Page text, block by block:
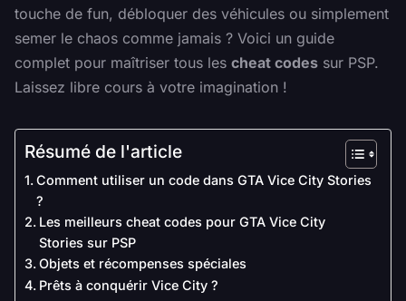
touche de fun, débloquer des véhicules ou simplement
semer le chaos comme jamais ? Voici un guide
complet pour maîtriser tous les cheat codes sur PSP.
Laissez libre cours à votre imagination !
Résumé de l'article
Comment utiliser un code dans GTA Vice City Stories
?
Les meilleurs cheat codes pour GTA Vice City
Stories sur PSP
Objets et récompenses spéciales
Prêts à conquérir Vice City ?